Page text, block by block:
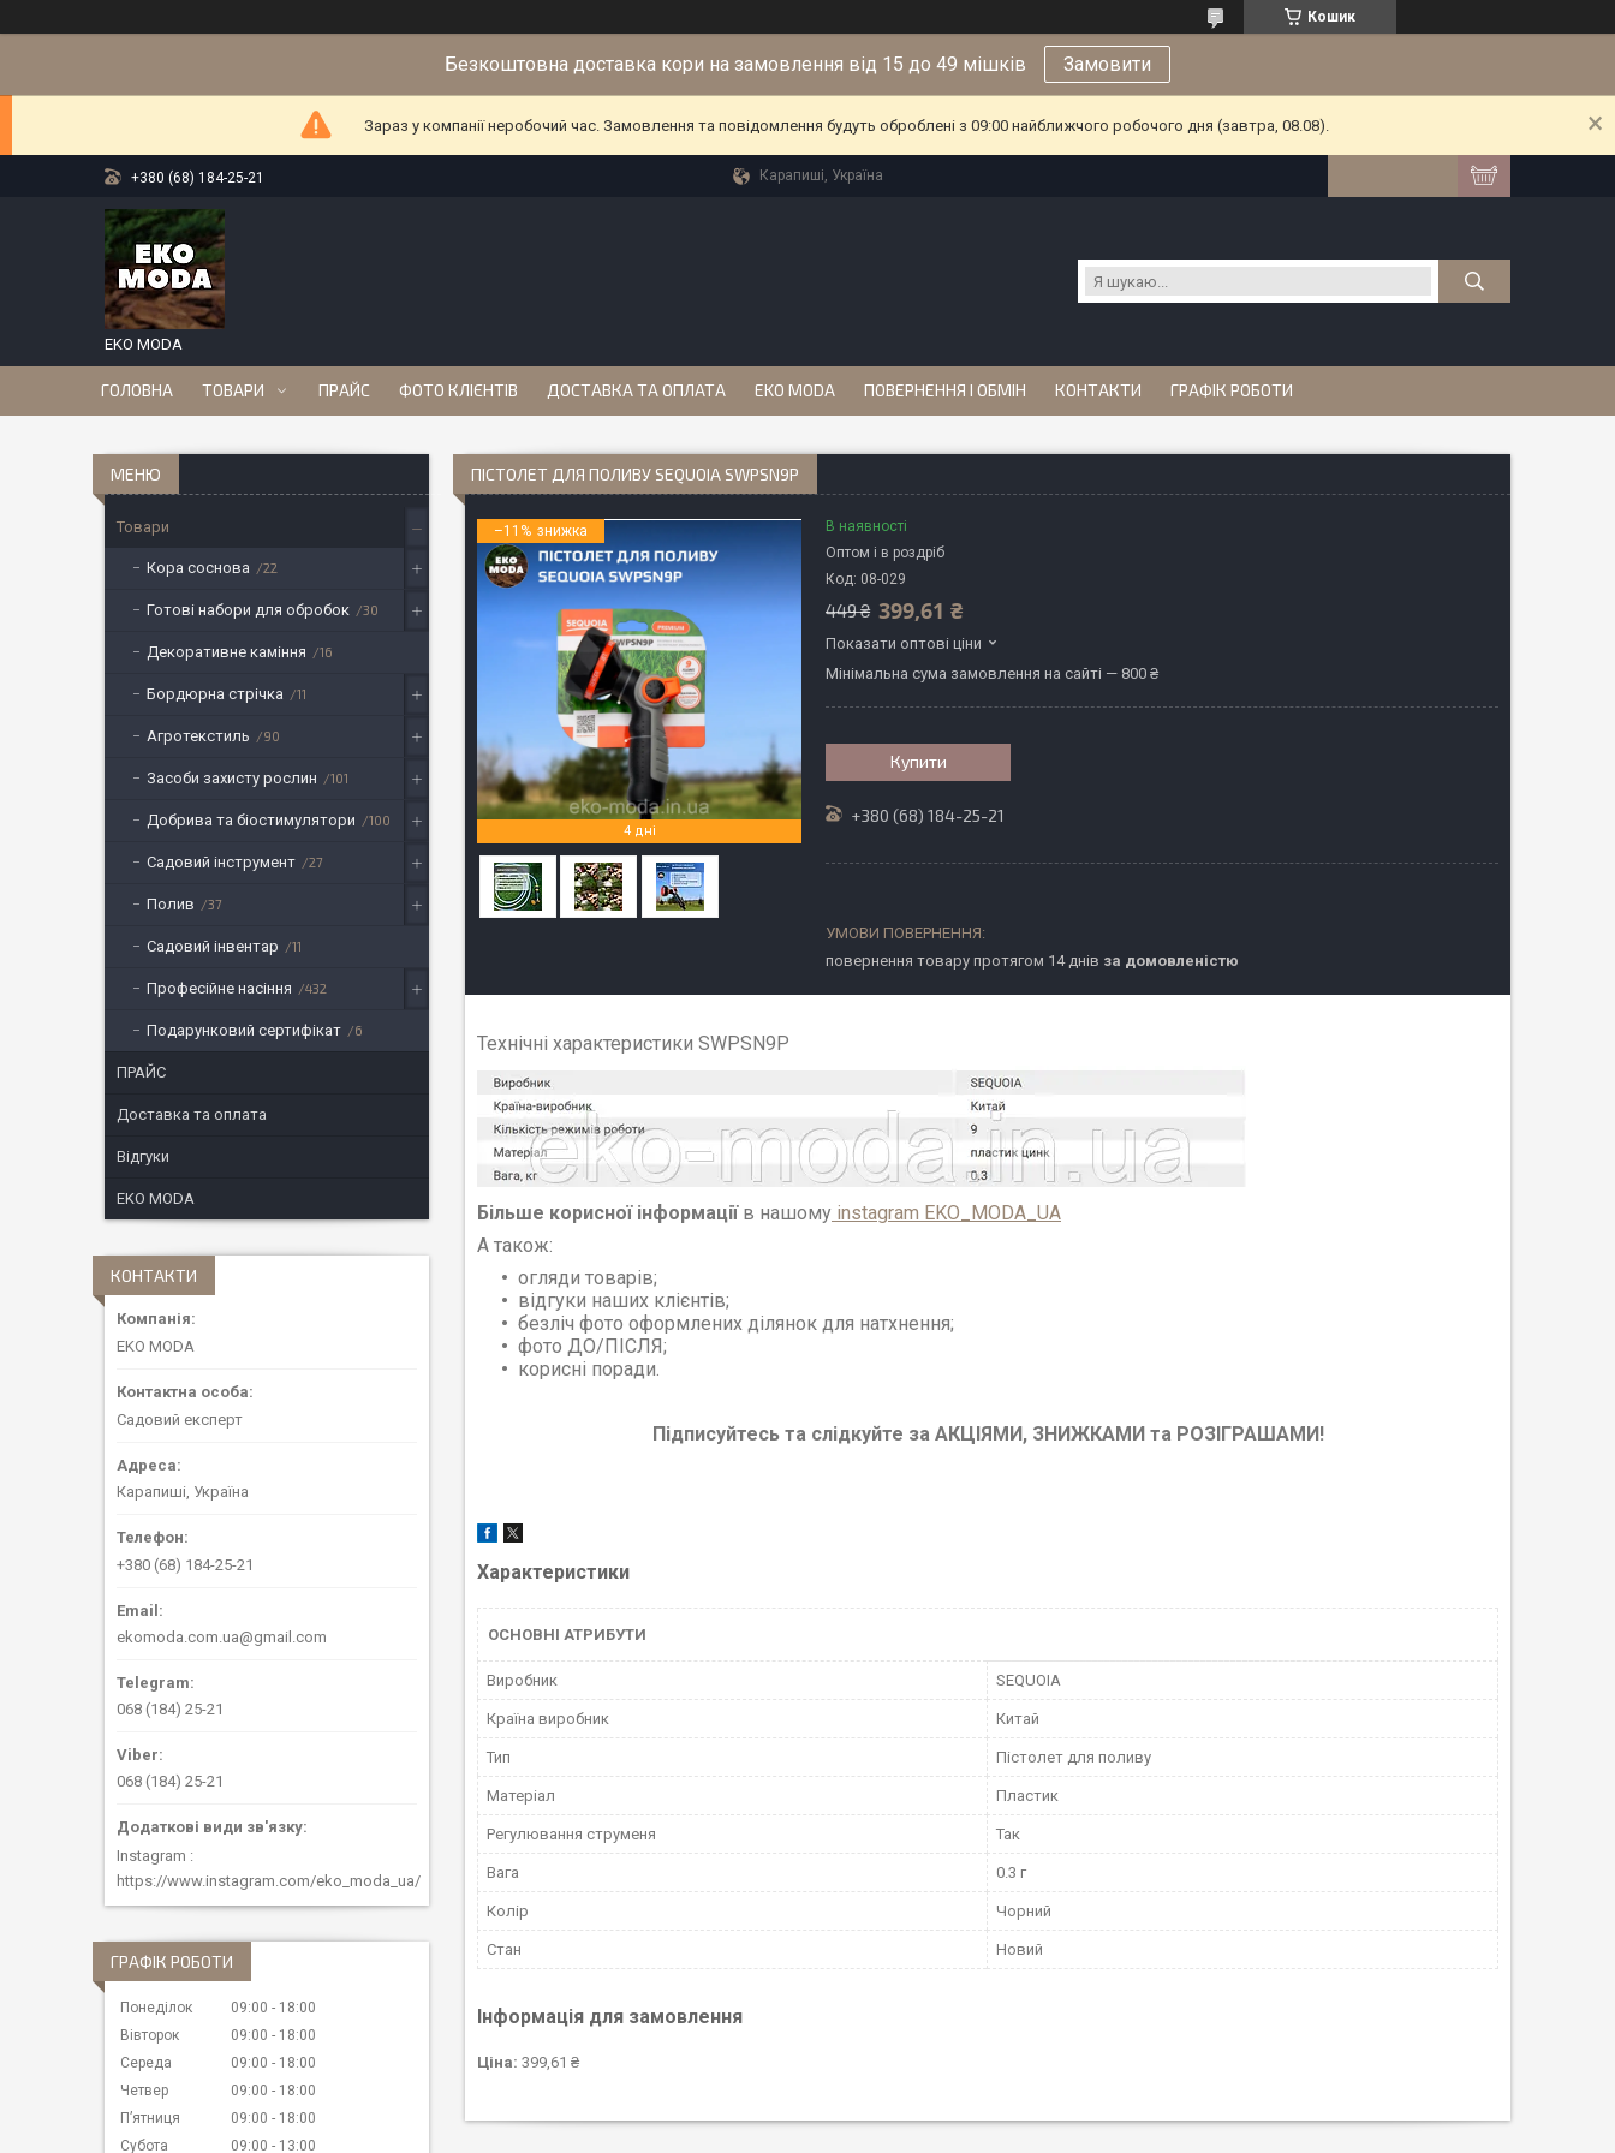
Кошик
Безкоштовна доставка кори на замовлення від 15 до 49 мішків Замовити
Зараз у компанії неробочий час. Замовлення та повідомлення будуть оброблені з 09:00 найближчого робочого дня (завтра, 08.08).
+380 (68) 184-25-21 Карапиші, Україна
EKO MODA
ГОЛОВНА ТОВАРИ ПРАЙС ФОТО КЛІЄНТІВ ДОСТАВКА ТА ОПЛАТА EKO MODA ПОВЕРНЕННЯ І ОБМІН КОНТАКТИ ГРАФІК РОБОТИ
ПІСТОЛЕТ ДЛЯ ПОЛИВУ SEQUOIA SWPSN9P
–11%
4 дні
В наявності
Оптом і в роздріб
Код: 08-029
449 ₴ 399,61 ₴
Показати оптові ціни
Мінімальна сума замовлення на сайті — 800 ₴
Купити
+380 (68) 184-25-21
повернення товару протягом 14 днів за домовленістю
Технічні характеристики SWPSN9P
Більше корисної інформаціїв нашому instagram EKO_MODA_UA
А також:
огляди товарів;
відгуки наших клієнтів;
безліч фото оформлених ділянок для натхнення;
фото ДО/ПІСЛЯ;
корисні поради.
Підписуйтесь та слідкуйте за АКЦІЯМИ, ЗНИЖКАМИ та РОЗІГРАШАМИ!
Характеристики
ОСНОВНІ АТРИБУТИ
Виробник SEQUOIA
Країна виробник Китай
Тип Пістолет для поливу
Матеріал Пластик
Регулювання струменя Так
Вага 0.3 г
Колір Чорний
Стан Новий
Інформація для замовлення
Ціна: 399,61 ₴
Товари
Кора соснова 22
Готові набори для обробок 30
Декоративне каміння 16
Бордюрна стрічка 11
Агротекстиль 90
Засоби захисту рослин 101
Добрива та біостимулятори 100
Садовий інструмент 27
Полив 37
Садовий інвентар 11
Професійне насіння 432
Подарунковий сертифікат 6
ПРАЙС
Доставка та оплата
Відгуки
EKO MODA
КОНТАКТИ
EKO MODA
Садовий експерт
Карапиші, Україна
+380 (68) 184-25-21
ekomoda.com.ua@gmail.com
068 (184) 25-21
068 (184) 25-21
Instagram
https://www.instagram.com/eko_moda_ua/
ГРАФІК РОБОТИ
Понеділок 09:00
18:00
Вівторок
09:00
18:00
Середа
09:00
18:00
Четвер
09:00
18:00
Пʼятниця
09:00
18:00
Субота
09:00 13:00